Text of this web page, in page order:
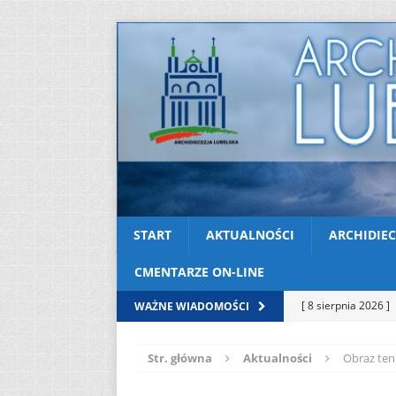
START AKTUALNOŚCI
CMENTARZE ON-LINE
WAŻNE WIADOMOŚCI [ 8 sierpnia 2026 ]
[ 8 sierpnia 2026 ]
Str. główna Aktualności Obraz